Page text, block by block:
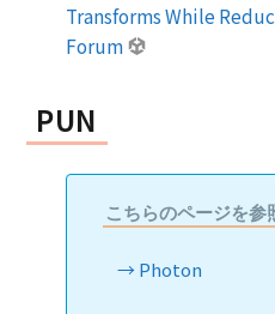
Transforms While
Forum
PUN
こちらのページを参
Photon